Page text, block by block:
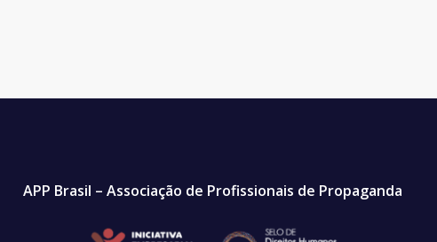
APP Brasil – Associação de Profissionais de Propaganda